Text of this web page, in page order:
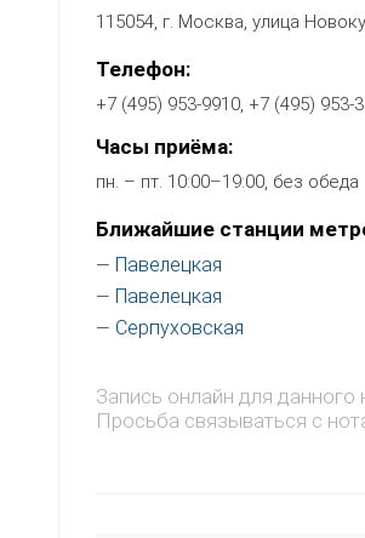
115054, г. Москва, улица
Телефон:
+7 (495) 953-9910, +7 (495) 953-
Часы приёма:
пн. – пт. 10:00–19:00, без обеда
Ближайшие станции
— Павелецкая
— Павелецкая
— Серпуховская
Запись онлайн для
Просьба связываться с